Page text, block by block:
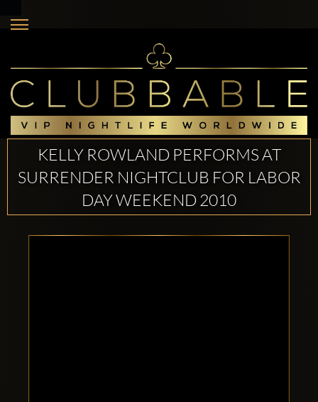
KELLY ROWLAND PERFORMS AT
SURRENDER NIGHTCLUB FOR LABOR
DAY WEEKEND 2010